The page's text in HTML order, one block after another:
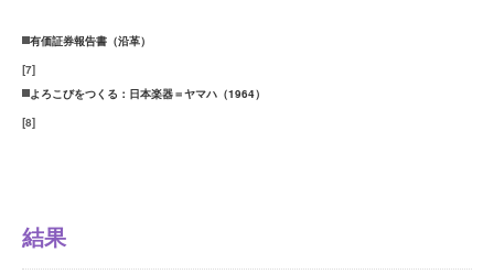
有価証券報告書（沿革）
[7]
よろこびをつくる：日本楽器＝ヤマハ（1964）
[8]
結果